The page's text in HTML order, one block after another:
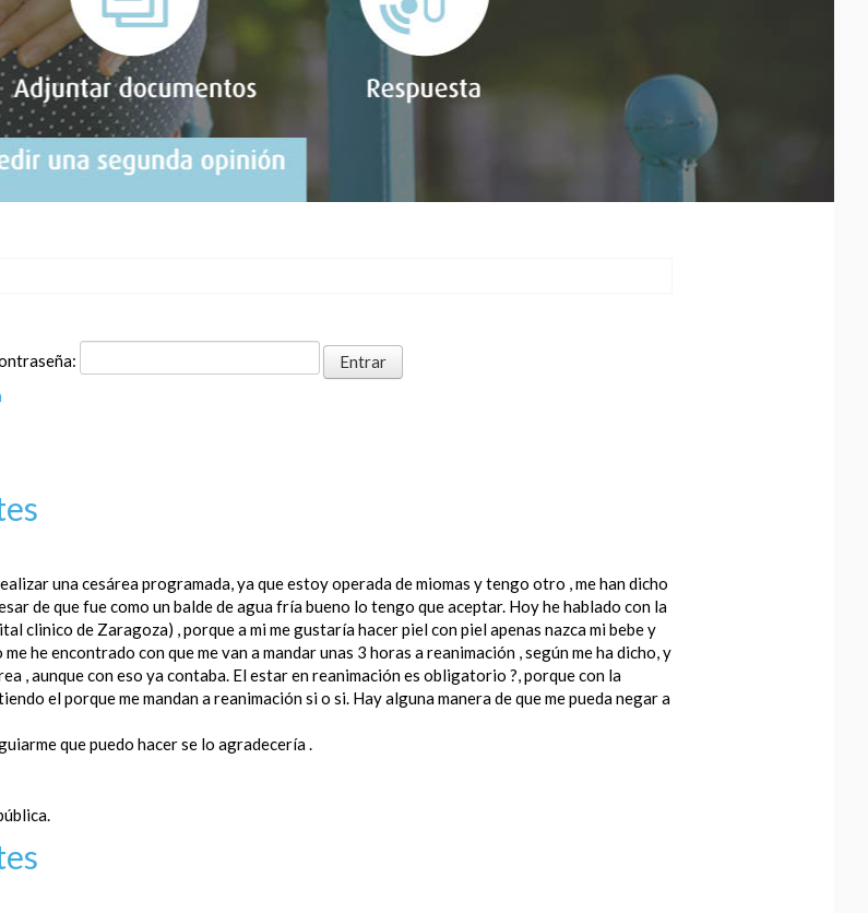
una cesárea programada, ya que estoy operada de miomas y tengo otro , me han dicho
de que fue como un balde de agua fría bueno lo tengo que aceptar. Hoy he hablado con la
clinico de Zaragoza) , porque a mi me gustaría hacer piel con piel apenas nazca mi bebe y
he encontrado con que me van a mandar unas 3 horas a reanimación , según me ha dicho, y
, aunque con eso ya contaba. El estar en reanimación es obligatorio ?, porque con la
el porque me mandan a reanimación si o si. Hay alguna manera de que me pueda negar a
que puedo hacer se lo agradecería .